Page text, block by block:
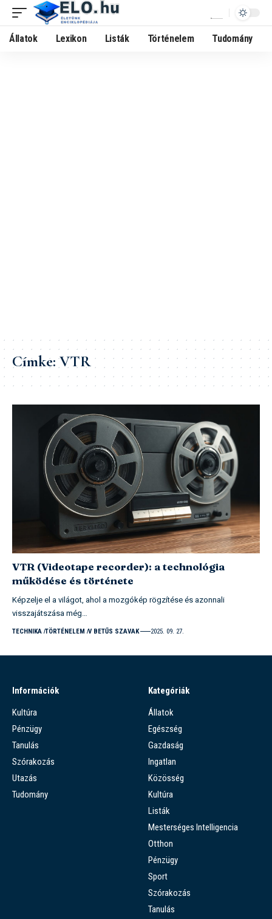
Állatok Lexikon Listák Történelem Tudomány
Címke:VTR
VTR (Videotape recorder): a technológia
működése és története
Képzelje el a világot, ahol a mozgókép rögzítése és azonnali
visszajátszása még…
TECHNIKA TÖRTÉNELEM V BETŰS SZAVAK 2025. 09. 27.
Információk
Kultúra
Pénzügy
Tanulás
Szórakozás
Utazás
Tudomány
Kategóriák
Állatok
Egészség
Gazdaság
Ingatlan
Közösség
Kultúra
Listák
Mesterséges Intelligencia
Otthon
Pénzügy
Sport
Szórakozás
Tanulás